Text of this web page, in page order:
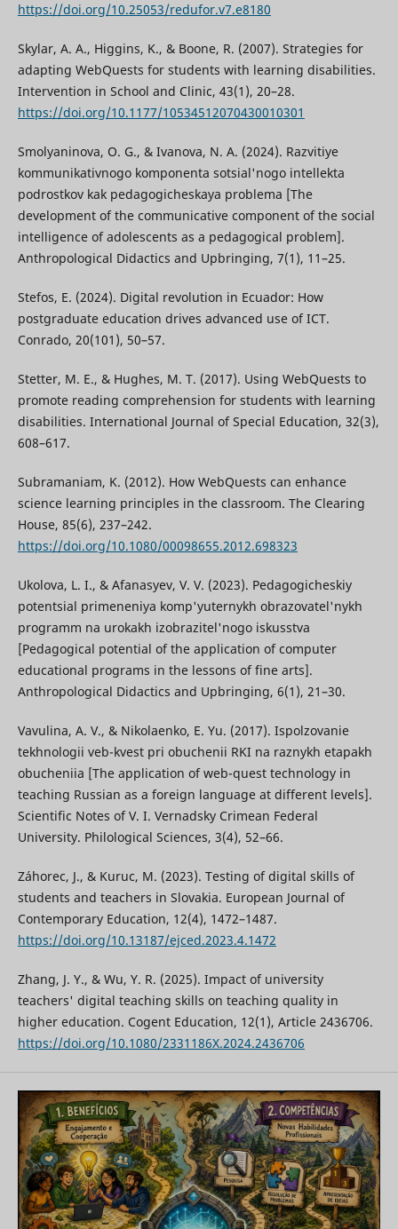
https://doi.org/10.25053/redufor.v7.e8180
Skylar, A. A., Higgins, K., & Boone, R. (2007). Strategies for
adapting WebQuests for students with learning disabilities.
Intervention in School and Clinic, 43(1), 20–28.
https://doi.org/10.1177/10534512070430010301
Smolyaninova, O. G., & Ivanova, N. A. (2024). Razvitiye
kommunikativnogo komponenta sotsial'nogo intellekta
podrostkov kak pedagogicheskaya problema [The
development of the communicative component of the social
intelligence of adolescents as a pedagogical problem].
Anthropological Didactics and Upbringing, 7(1), 11–25.
Stefos, E. (2024). Digital revolution in Ecuador: How
postgraduate education drives advanced use of ICT.
Conrado, 20(101), 50–57.
Stetter, M. E., & Hughes, M. T. (2017). Using WebQuests to
promote reading comprehension for students with learning
disabilities. International Journal of Special Education, 32(3),
608–617.
Subramaniam, K. (2012). How WebQuests can enhance
science learning principles in the classroom. The Clearing
House, 85(6), 237–242.
https://doi.org/10.1080/00098655.2012.698323
Ukolova, L. I., & Afanasyev, V. V. (2023). Pedagogicheskiy
potentsial primeneniya komp'yuternykh obrazovatel'nykh
programm na urokakh izobrazitel'nogo iskusstva
[Pedagogical potential of the application of computer
educational programs in the lessons of fine arts].
Anthropological Didactics and Upbringing, 6(1), 21–30.
Vavulina, A. V., & Nikolaenko, E. Yu. (2017). Ispolzovanie
tekhnologii veb-kvest pri obuchenii RKI na raznykh etapakh
obucheniia [The application of web-quest technology in
teaching Russian as a foreign language at different levels].
Scientific Notes of V. I. Vernadsky Crimean Federal
University. Philological Sciences, 3(4), 52–66.
Záhorec, J., & Kuruc, M. (2023). Testing of digital skills of
students and teachers in Slovakia. European Journal of
Contemporary Education, 12(4), 1472–1487.
https://doi.org/10.13187/ejced.2023.4.1472
Zhang, J. Y., & Wu, Y. R. (2025). Impact of university
teachers' digital teaching skills on teaching quality in
higher education. Cogent Education, 12(1), Article 2436706.
https://doi.org/10.1080/2331186X.2024.2436706